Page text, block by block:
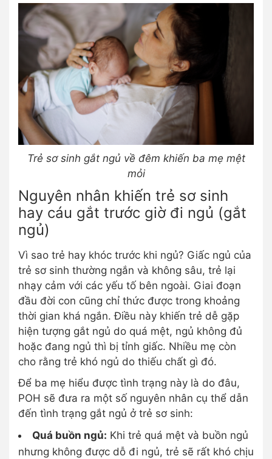
Trẻ sơ sinh gắt ngủ về đêm khiến ba mẹ mệt
mỏi
Nguyên nhân khiến trẻ sơ sinh
hay cáu gắt trước giờ đi ngủ (gắt
ngủ)
Vì sao trẻ hay khóc trước khi ngủ? Giấc ngủ của
trẻ sơ sinh thường ngắn và không sâu, trẻ lại
nhạy cảm với các yếu tố bên ngoài. Giai đoạn
đầu đời con cũng chỉ thức được trong khoảng
thời gian khá ngắn. Điều này khiến trẻ dễ gặp
hiện tượng gắt ngủ do quá mệt, ngủ không đủ
hoặc đang ngủ thì bị tỉnh giấc. Nhiều mẹ còn
cho rằng trẻ khó ngủ do thiếu chất gì đó.
Để ba mẹ hiểu được tình trạng này là do đâu,
POH sẽ đưa ra một số nguyên nhân cụ thể dẫn
đến tình trạng gắt ngủ ở trẻ sơ sinh:
Quá buồn ngủ: Khi trẻ quá mệt và buồn ngủ
nhưng không được dỗ đi ngủ, trẻ sẽ rất khó chịu